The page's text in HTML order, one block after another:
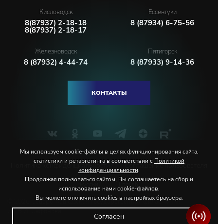
Кисловодск
8(87937) 2-18-18
8(87937) 2-18-17
Ессентуки
8 (87934) 6-75-56
Железноводск
8 (87932) 4-44-74
Пятигорск
8 (87933) 9-14-36
КОНТАКТЫ
Политика конфиденциальности Соглашение пользователя
© 2026 Северо-Кавказская государственная филармония
им. В.И. Сафонова
Мы используем cookie-файлы в целях функционирования сайта,
статистики и ретаргетинга в соответствии с Политикой
конфиденциальности.
Продолжая пользоваться сайтом, Вы соглашаетесь на сбор и
использование нами cookie-файлов.
Вы можете отключить cookies в настройках браузера.
Согласен